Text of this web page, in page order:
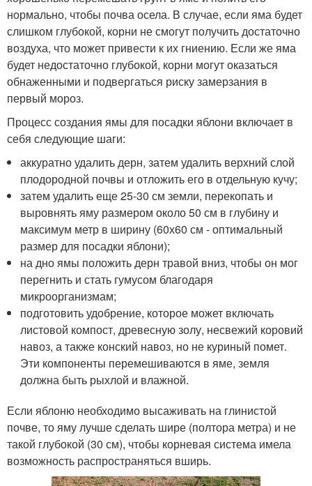
нормально, чтобы почва осела. В случае, если яма будет
слишком глубокой, корни не смогут получить достаточно
воздуха, что может привести к их гниению. Если же яма
будет недостаточно глубокой, корни могут оказаться
обнаженными и подвергаться риску замерзания в
первый мороз.
Процесс создания ямы для посадки яблони включает в
себя следующие шаги:
аккуратно удалить дерн, затем удалить верхний слой
плодородной почвы и отложить его в отдельную кучу;
затем удалить еще 25-30 см земли, перекопать и
выровнять яму размером около 50 см в глубину и
максимум метр в ширину (60х60 см - оптимальный
размер для посадки яблони);
на дно ямы положить дерн травой вниз, чтобы он мог
перегнить и стать гумусом благодаря
микроорганизмам;
подготовить удобрение, которое может включать
листовой компост, древесную золу, несвежий коровий
навоз, а также конский навоз, но не куриный помет.
Эти компоненты перемешиваются в яме, земля
должна быть рыхлой и влажной.
Если яблоню необходимо высаживать на глинистой
почве, то яму лучше сделать шире (полтора метра) и не
такой глубокой (30 см), чтобы корневая система имела
возможность распространяться вширь.